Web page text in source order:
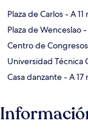
Plaza de Carlos- A 11
Plaza de Wenceslao-
Centro de
Universidad Técnica
Casa danzante- A 17